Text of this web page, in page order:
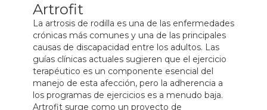
Artrofit
La artrosis de rodilla es una de las enfermedades
crónicas más comunes y una de las principales
causas de discapacidad entre los adultos. Las
guías clínicas actuales sugieren que el ejercicio
terapéutico es un componente esencial del
manejo de esta afección, pero la adherencia a
los programas de ejercicios es a menudo baja.
Artrofit surge como un proyecto de